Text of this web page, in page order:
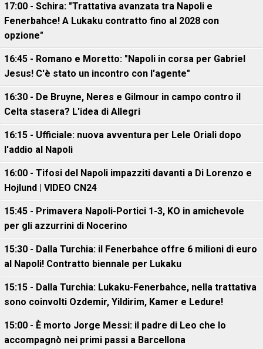
17:00 - Schira: "Trattativa avanzata tra Napoli e
Fenerbahce! A Lukaku contratto fino al 2028 con
opzione"
16:45 - Romano e Moretto: "Napoli in corsa per Gabriel
Jesus! C'è stato un incontro con l'agente"
16:30 - De Bruyne, Neres e Gilmour in campo contro il
Celta stasera? L'idea di Allegri
16:15 - Ufficiale: nuova avventura per Lele Oriali dopo
l'addio al Napoli
16:00 - Tifosi del Napoli impazziti davanti a Di Lorenzo e
Hojlund | VIDEO CN24
15:45 - Primavera Napoli-Portici 1-3, KO in amichevole
per gli azzurrini di Nocerino
15:30 - Dalla Turchia: il Fenerbahce offre 6 milioni di euro
al Napoli! Contratto biennale per Lukaku
15:15 - Dalla Turchia: Lukaku-Fenerbahce, nella trattativa
sono coinvolti Ozdemir, Yildirim, Kamer e Ledure!
15:00 - È morto Jorge Messi: il padre di Leo che lo
accompagnò nei primi passi a Barcellona